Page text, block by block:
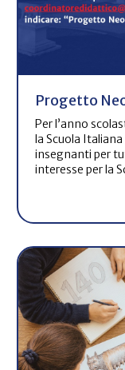
Progetto
Per l’anno
la Scuola
insegnanti per
interesse per la